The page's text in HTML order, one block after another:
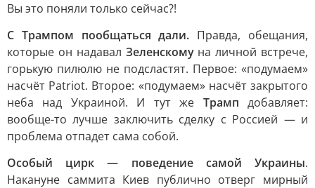
Вы это поняли только сейчас?!
С Трампом пообщаться дали. Правда, обещания,
которые он надавал Зеленскомуна личной встрече,
горькую пилюлю не подсластят. Первое: «подумаем»
насчёт Patriot. Второе: «подумаем» насчёт закрытого
неба над Украиной. И тут же Трамп добавляет:
вообще-то лучше заключить сделку с Россией — и
проблема отпадет сама собой.
Особый цирк — поведение самой Украины.
Накануне саммита Киев публично отверг мирный